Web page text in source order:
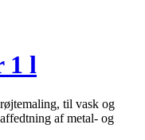
1 l
til vask og
af metal- og